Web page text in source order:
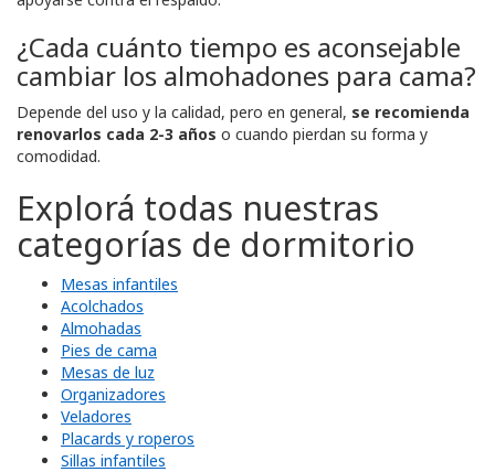
¿Cada cuánto tiempo es aconsejable
cambiar los almohadones para cama?
Depende del uso y la calidad, pero en general, se recomienda
renovarlos cada 2-3 años o cuando pierdan su forma y
comodidad.
Explorá todas nuestras
categorías de dormitorio
Mesas infantiles
Acolchados
Almohadas
Pies de cama
Mesas de luz
Organizadores
Veladores
Placards y roperos
Sillas infantiles